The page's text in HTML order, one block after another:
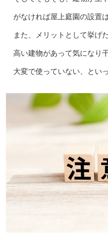
がなければ屋上庭園の設置
また、メリットとして挙げ
高い建物があって気になり
大変で使っていない、とい